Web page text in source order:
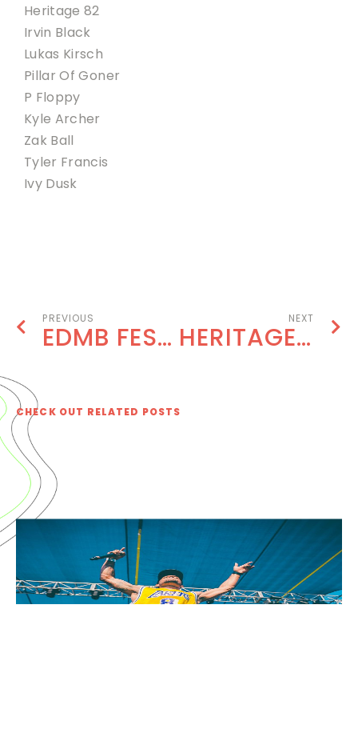
Heritage 82
Irvin Black
Lukas Kirsch
Pillar Of Goner
P Floppy
Kyle Archer
Zak Ball
Tyler Francis
Ivy Dusk
PREVIOUS
EDMB FESTIVAL 2019 HIGHLIGHTS
NEXT
HERITAGE 82 AT EDMB FESTIVAL 2020
CHECK OUT RELATED POSTS